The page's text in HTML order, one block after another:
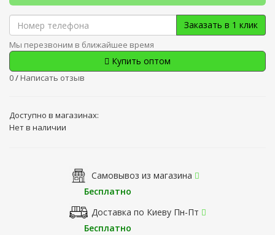
Заказать в 1 клик
Мы перезвоним в ближайшее время
Купить оптом
0/ Написать отзыв
Доступно в магазинах:
Нет в наличии
Самовывоз из магазина
Бесплатно
Доставка по Киеву Пн-Пт
Бесплатно